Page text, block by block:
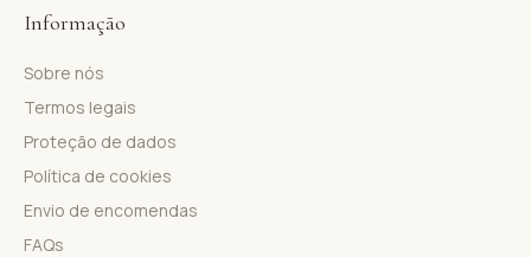
Informação
Sobre nós
Termos legais
Proteção de dados
Política de cookies
Envio de encomendas
FAQs